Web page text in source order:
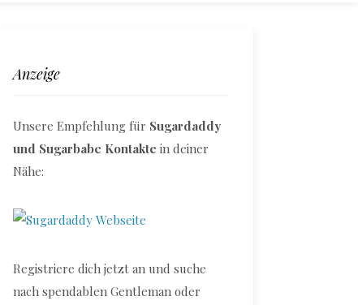
Anzeige
Unsere Empfehlung für Sugardaddy
und Sugarbabe Kontakte in deiner
Nähe:
Registriere dich jetzt an und suche
nach spendablen Gentleman oder